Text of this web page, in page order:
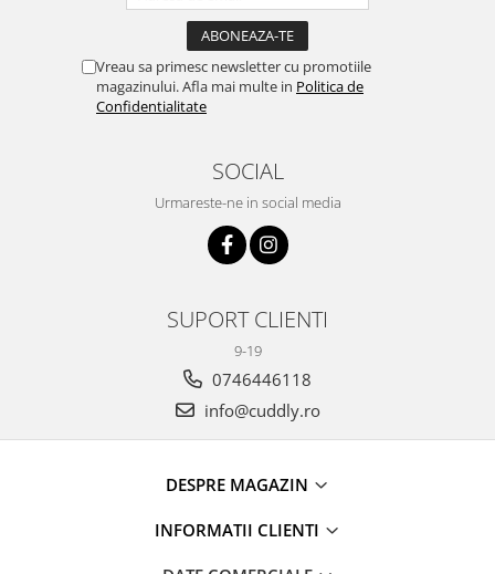
Vreau sa primesc newsletter cu promotiile
magazinului. Afla mai multe in Politica de
Confidentialitate
SOCIAL
Urmareste-ne in social media
SUPORT CLIENTI
9-19
0746446118
info@cuddly.ro
DESPRE MAGAZIN
INFORMATII CLIENTI